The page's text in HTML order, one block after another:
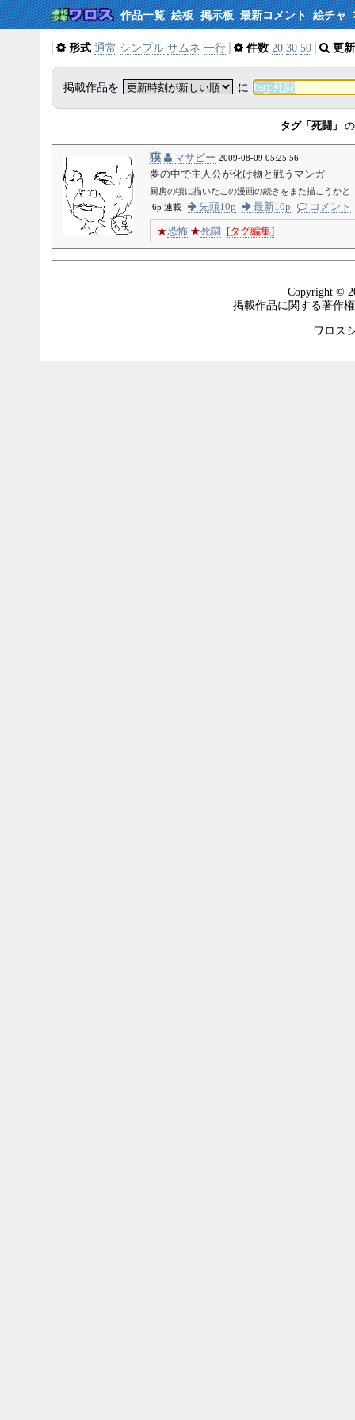
作品一覧 絵板 掲示板 最新コメント 絵チャ
形式 通常 シンプル サムネ 一行 件数 20 30 50 更
掲載作品を に
タグ「死闘」
獏 マサピー 2009-08-09 05:25:56
夢の中で主人公が化け物と戦うマンガ
厨房の頃に描いたこの漫画の続きをまた描こうかと
6p 連載
先頭10p 最新10p コメント
★恐怖 ★死闘 [タグ編集]
Copyright ©
掲載作品に関する著作
ワロス